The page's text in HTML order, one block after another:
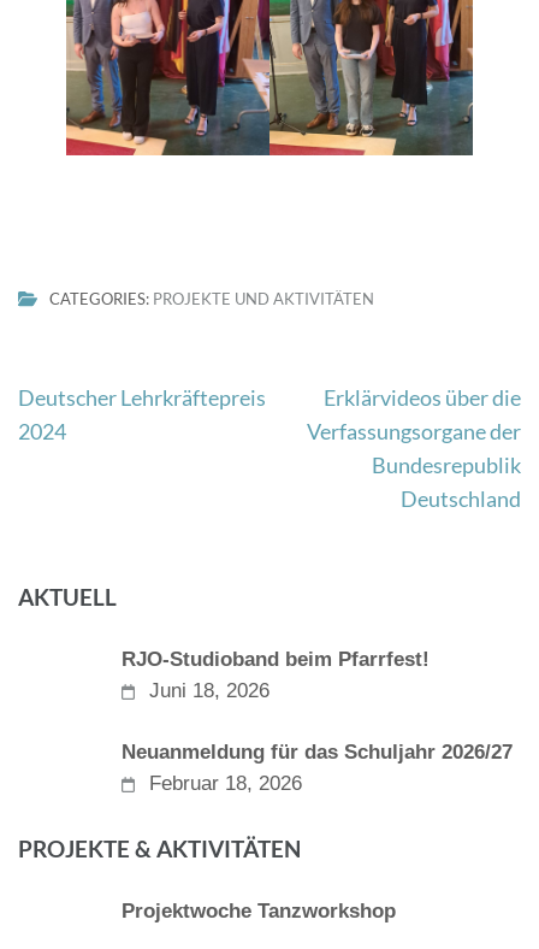
CATEGORIES: PROJEKTE UND AKTIVITÄTEN
Beitragsnavigation
Deutscher Lehrkräftepreis
2024
Erklärvideos über die
Verfassungsorgane der
Bundesrepublik
Deutschland
AKTUELL
RJO-Studioband beim Pfarrfest!
Juni 18, 2026
Neuanmeldung für das Schuljahr 2026/27
Februar 18, 2026
PROJEKTE & AKTIVITÄTEN
Projektwoche Tanzworkshop